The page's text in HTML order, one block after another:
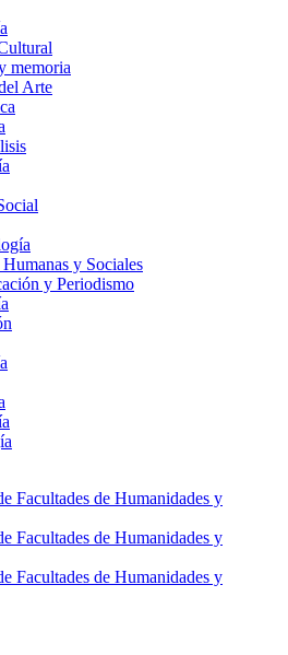
memoria
Arte
y Sociales
y Periodismo